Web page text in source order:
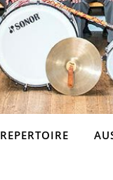
REPERTOIRE